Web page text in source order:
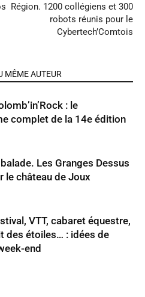
Région. 1200 collégiens et 300
robots réunis pour le
Cybertech’Comtois
MÊME AUTEUR
: le
complet de la 14e édition
Les Granges Dessus
le château de Joux
VTT, cabaret équestre,
des étoiles… : idées de
end